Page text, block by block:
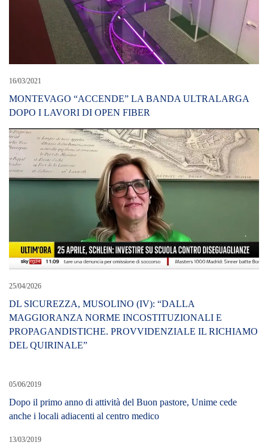
16/03/2021
MONTEVAGO “ACCENDE” LA BANDA ULTRALARGA
DOPO I LAVORI DI OPEN FIBER
25/04/2026
DL SICUREZZA, MUSOLINO (IV): “DALLA
MAGGIORANZA NORME INCOSTITUZIONALI E
PROPAGANDISTICHE. PROVVIDENZIALE IL RICHIAMO
DEL QUIRINALE”
05/06/2019
Dopo il primo anno di attività del Buon pastore, Unime cede
anche i locali adiacenti al centro medico
13/03/2019